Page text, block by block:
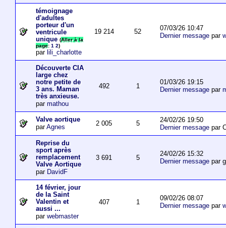
témoignage
d'adultes
porteur d'un
ventricule
unique (Aller à la
page: 1 2)
par lili_charlotte
19 214 52
07/03/26 10:47
Dernier messagepar
Découverte CIA
large chez
notre petite de
3 ans. Maman
très anxieuse.
par mathou
492 1
01/03/26 19:15
Dernier messagepar
Valve aortique
parAgnes 2 005 5
24/02/26 19:50
Dernier messagepar
Reprise du
sport après
remplacement
Valve Aortique
par DavidF
3 691 5
24/02/26 15:32
Dernier messagepar
14 février, jour
de la Saint
Valentin et
aussi ...
par webmaster
407 1
09/02/26 08:07
Dernier messagepar